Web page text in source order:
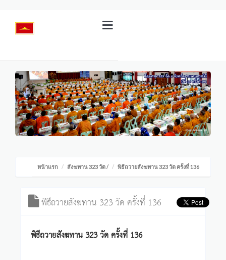
หน้าแรก สังฆทาน 323 วัด/ พิธีถวายสังฆทาน 323 วัด ครั้งที่ 136
พิธีถวายสังฆทาน 323 วัด ครั้งที่ 136
พิธีถวายสังฆทาน 323 วัด ครั้งที่ 136